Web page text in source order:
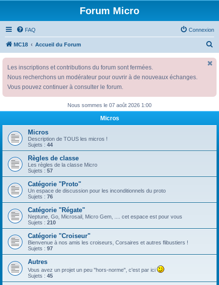
Forum Micro
FAQ Connexion
MC18 Accueil du Forum
h
r
Les inscriptions et contributions du forum sont fermées.
Nous recherchons un modérateur pour ouvrir à de nouveaux échanges.
Vous pouvez continuer à consulter le forum.
Nous sommes le 07 août 2026 1:00
Micros
Micros
Description de TOUS les micros !
Sujets : 44
Règles de classe
Les règles de la classe Micro
Sujets : 57
Catégorie "Proto"
Un espace de discussion pour les inconditionnels du proto
Sujets : 76
Catégorie "Régate"
Neptune, Go, Microsail, Micro Gem, .... cet espace est pour vous
Sujets : 210
Catégorie "Croiseur"
Bienvenue à nos amis les croiseurs, Corsaires et autres flibustiers !
Sujets : 97
Autres
Vous avez un projet un peu "hors-norme", c'est par ici
Sujets : 45